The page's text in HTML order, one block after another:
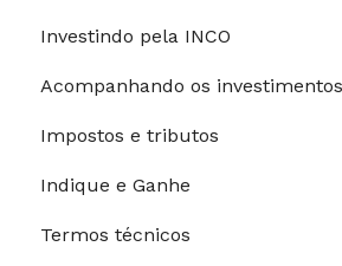
Jurídico
Investindo pela INCO
Perfil de risco
Guia do Investidor
Depósitos e saques
Processo de investimento
Acompanhando os
Meus investimentos
Meu desempenho
Impostos e tributos
Indique e Ganhe
Termos técnicos